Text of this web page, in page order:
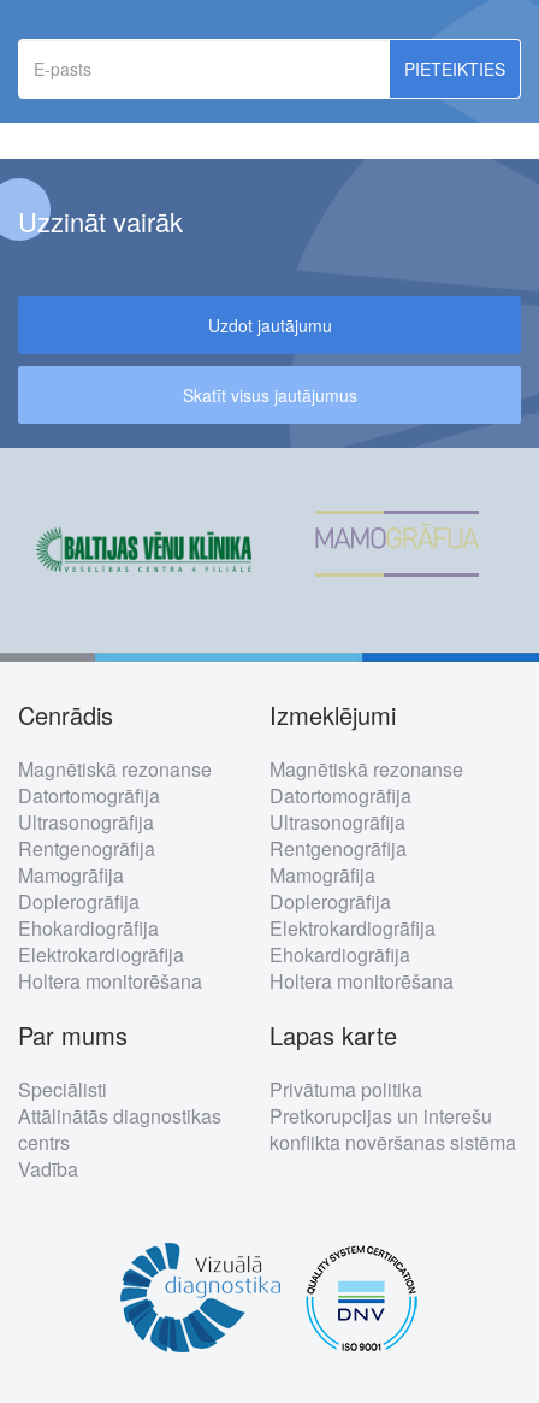
E-
pasts
Uzzināt vairāk
Uzdot jautājumu
Skatīt visus jautājumus
Footer
menu
Cenrādis
Magnētiskā rezonanse
Datortomogrāfija
Ultrasonogrāfija
Rentgenogrāfija
Mamogrāfija
Doplerogrāfija
Ehokardiogrāfija
Elektrokardiogrāfija
Holtera monitorēšana
Izmeklējumi
Magnētiskā rezonanse
Datortomogrāfija
Ultrasonogrāfija
Rentgenogrāfija
Mamogrāfija
Doplerogrāfija
Elektrokardiogrāfija
Ehokardiogrāfija
Holtera monitorēšana
Par mums
Speciālisti
Attālinātās diagnostikas
centrs
Vadība
Lapas karte
Privātuma politika
Pretkorupcijas un interešu
konflikta novēršanas sistēma